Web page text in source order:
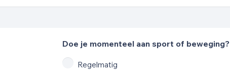
Doe je momenteel aan sport of beweging?
Regelmatig